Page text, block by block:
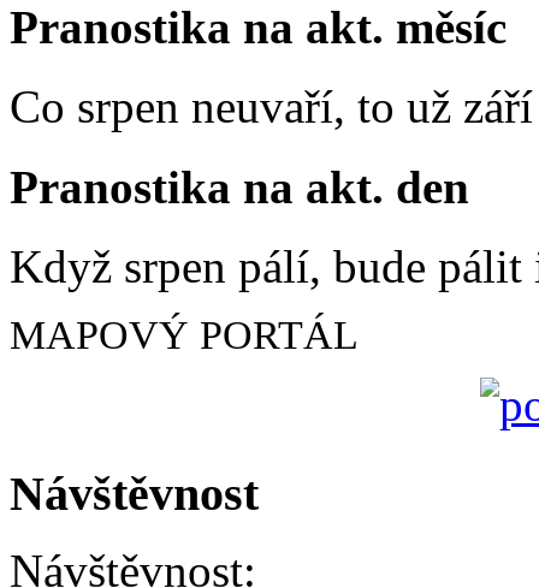
Pranostika na akt. měsíc
Co srpen neuvaří, to už
Pranostika na akt. den
Když srpen pálí, bude
MAPOVÝ PORTÁL
Návštěvnost
Návštěvnost: